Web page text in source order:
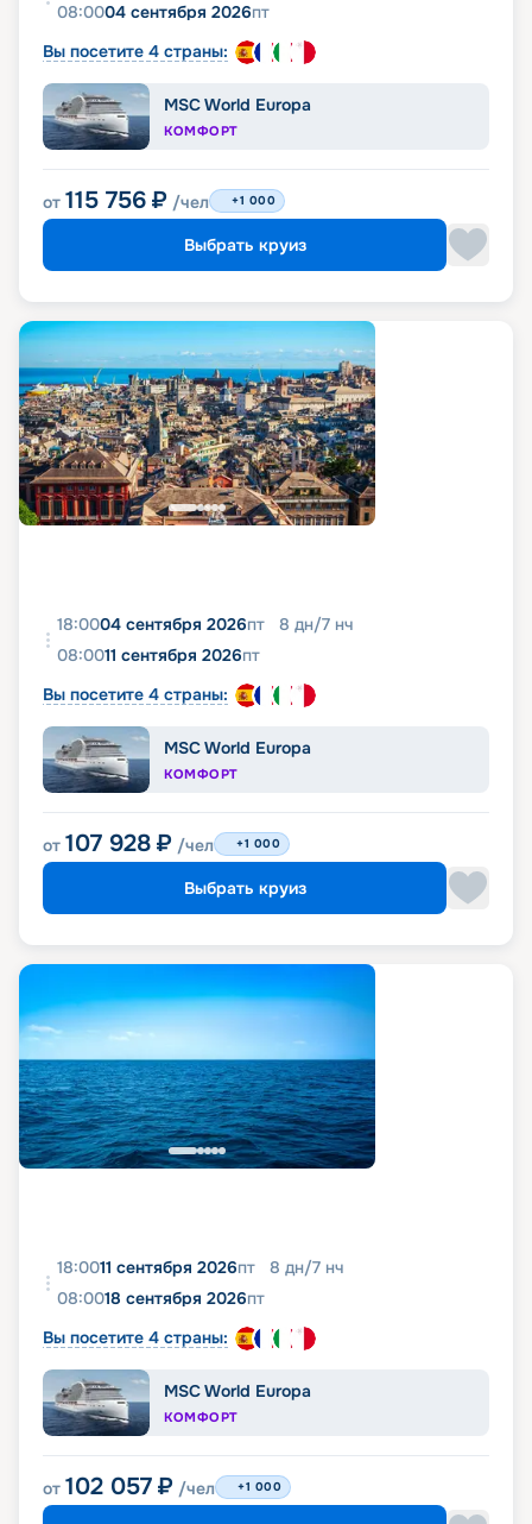
08:0004 сентября 2026пт
Вы посетите 4 страны:
MSC World Europa
КОМФОРТ
от 115 756 ₽ /чел +1 000
Выбрать круиз
18:0004 сентября 2026пт 8 дн/7 нч
08:0011 сентября 2026пт
Вы посетите 4 страны:
MSC World Europa
КОМФОРТ
от 107 928 ₽ /чел +1 000
Выбрать круиз
18:0011 сентября 2026пт 8 дн/7 нч
08:0018 сентября 2026пт
Вы посетите 4 страны:
MSC World Europa
КОМФОРТ
от 102 057 ₽ /чел +1 000